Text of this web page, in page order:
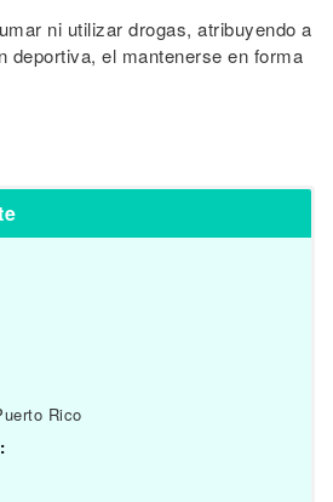
ni utilizar drogas, atribuyendo a
deportiva, el mantenerse en forma
Rico